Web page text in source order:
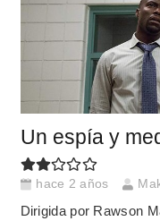
Un espía y
hace 2 años
Dirigida por Rawson